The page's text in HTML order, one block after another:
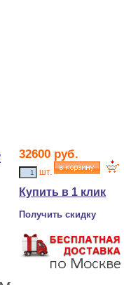
32600 руб.
шт.
Купить в 1 клик
Получить скидку